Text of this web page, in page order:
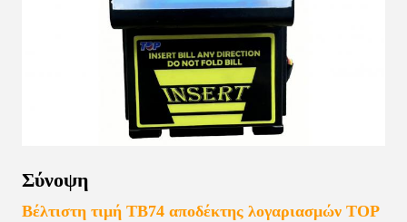
Σύνοψη
Βέλτιστη τιμή TB74 αποδέκτης λογαριασμών TOP